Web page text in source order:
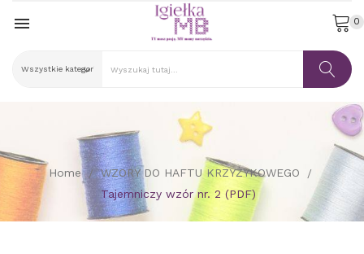
 0
Home
WZORY DO HAFTU KRZYŻYKOWEGO
Tajemniczy wzór nr. 2 (PDF)